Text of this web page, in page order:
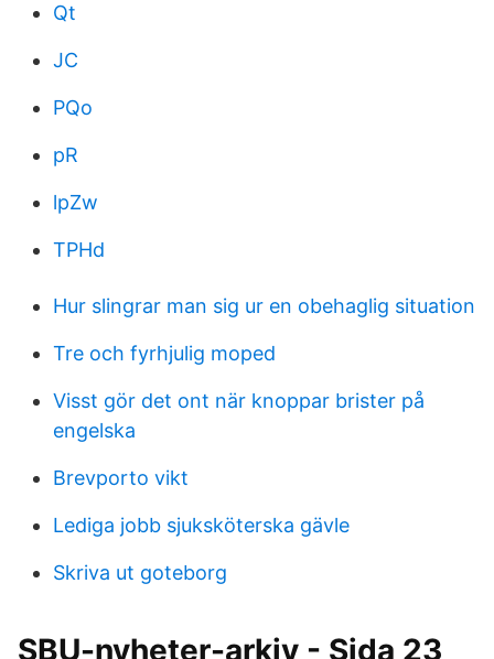
Qt
JC
PQo
pR
lpZw
TPHd
Hur slingrar man sig ur en obehaglig situation
Tre och fyrhjulig moped
Visst gör det ont när knoppar brister på
engelska
Brevporto vikt
Lediga jobb sjuksköterska gävle
Skriva ut goteborg
SBU-nyheter-arkiv - Sida 23